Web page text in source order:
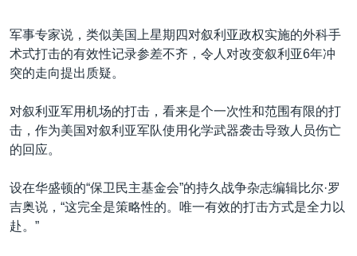
美国之音专访
重要讲话与声明
南中国海争端
关注西藏
GEN Z 看美国
军事专家说，类似美国上星期四对叙利亚政权实施的外科手
术式打击的有效性记录参差不齐，令人对改变叙利亚6年冲
突的走向提出质疑。
对叙利亚军用机场的打击，看来是个一次性和范围有限的打
击，作为美国对叙利亚军队使用化学武器袭击导致人员伤亡
的回应。
设在华盛顿的“保卫民主基金会”的持久战争杂志编辑比尔·罗
吉奥说，“这完全是策略性的。唯一有效的打击方式是全力以
赴。”